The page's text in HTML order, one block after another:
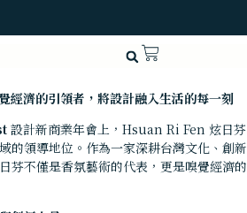
經濟的引領者，將設計融入生活的每一刻
設計新商業年會上，Hsuan Ri Fen 炫日芬
的領導地位。作為一家深耕台灣文化、創新
芬不僅是香氛藝術的代表，更是嗅覺經濟的